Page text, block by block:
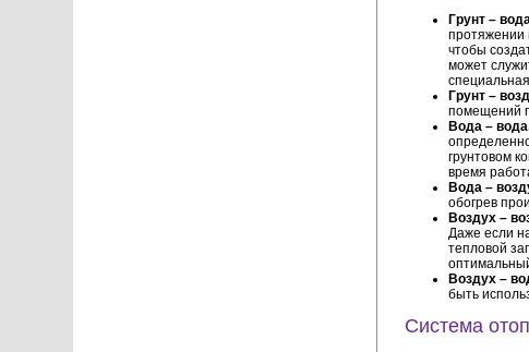
Грунт – вода
протяжении
чтобы
может
Грунт –
помещений
Вода –
грунтовом
время
Вода –
обогрев
Воздух –
Даже если
тепловой
Воздух –
быть
Система